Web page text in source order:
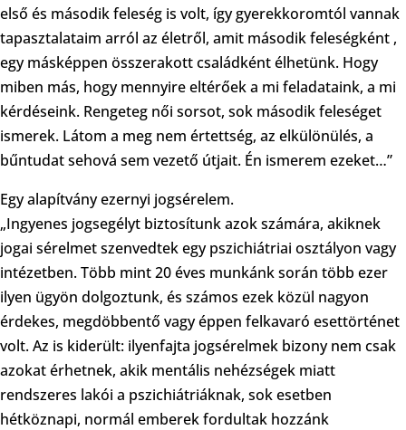
első és második feleség is volt, így gyerekkoromtól vannak
tapasztalataim arról az életről, amit második feleségként ,
egy másképpen összerakott családként élhetünk. Hogy
miben más, hogy mennyire eltérőek a mi feladataink, a mi
kérdéseink. Rengeteg női sorsot, sok második feleséget
ismerek. Látom a meg nem értettség, az elkülönülés, a
bűntudat sehová sem vezető útjait. Én ismerem ezeket…”
Egy alapítvány ezernyi jogsérelem.
„Ingyenes jogsegélyt biztosítunk azok számára, akiknek
jogai sérelmet szenvedtek egy pszichiátriai osztályon vagy
intézetben. Több mint 20 éves munkánk során több ezer
ilyen ügyön dolgoztunk, és számos ezek közül nagyon
érdekes, megdöbbentő vagy éppen felkavaró esettörténet
volt. Az is kiderült: ilyenfajta jogsérelmek bizony nem csak
azokat érhetnek, akik mentális nehézségek miatt
rendszeres lakói a pszichiátriáknak, sok esetben
hétköznapi, normál emberek fordultak hozzánk